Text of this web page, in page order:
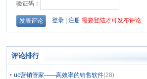
评论排行
uc营销管家——高效率的销售软件(28)